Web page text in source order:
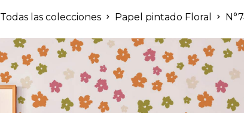
Todas las colecciones Papel pintado Floral